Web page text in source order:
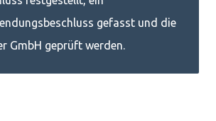
gefasst und die
GmbH geprüft werden.